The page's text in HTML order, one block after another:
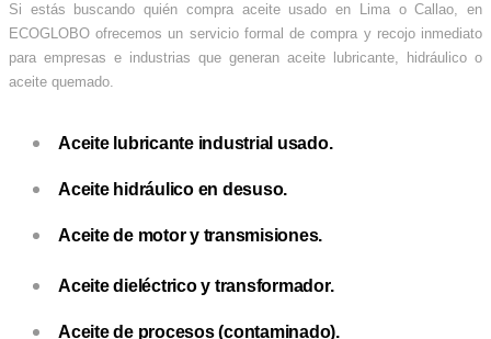
Si estás buscando quién compra aceite usado en Lima o Callao, en
ECOGLOBO ofrecemos un servicio formal de compra y recojo inmediato
para empresas e industrias que generan aceite lubricante, hidráulico o
aceite quemado.
Aceite lubricante industrial usado.
Aceite hidráulico en desuso.
Aceite de motor y transmisiones.
Aceite dieléctrico y transformador.
Aceite de procesos (contaminado).